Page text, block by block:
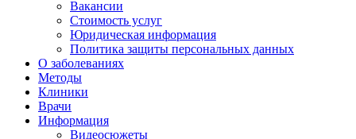
Вакансии
Стоимость услуг
Юридическая информация
Политика защиты персональных данных
О заболеваниях
Методы
Клиники
Врачи
Информация
Видеосюжеты